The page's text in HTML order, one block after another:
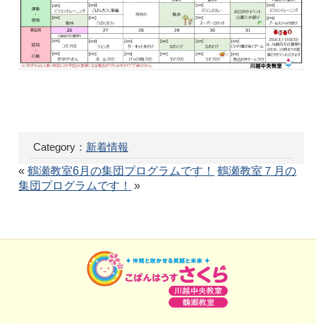
Category： 新着情報
«鶴瀬教室6月の集団プログラムです！
鶴瀬教室７月の
集団プログラムです！
»